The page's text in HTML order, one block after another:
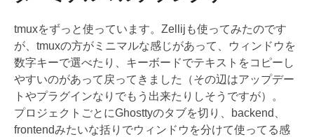
tmuxをずっと使っています。Zellijも使ってみたのです
が、tmuxの方がミニマルな感じがあって、ウィンドウを
数字キーで選べたり、キーボードでテキストをコピーし
やすいのがあって戻ってきました（その辺はアップデー
トやプラグインなりでもう出来たりしそうですが）。
プロジェクトごとにGhosttyのタブを切り、backend、
frontendみたいな括りでウィンドウを分けて使ってる感